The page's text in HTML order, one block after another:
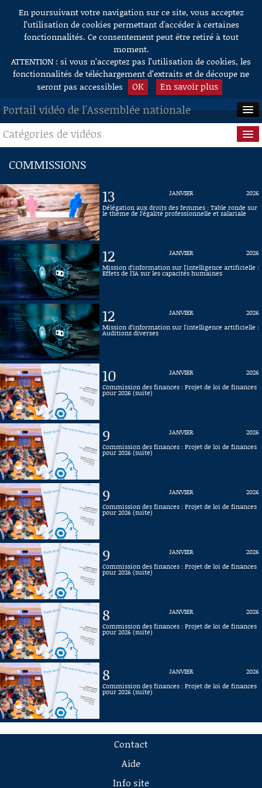
Aller au contenu
En poursuivant votre navigation sur ce site, vous acceptez
l’utilisation de cookies permettant d'accéder à certaines
fonctionnalités. Ce consentement peut être retiré à tout
moment.
ATTENTION : si vous n’acceptez pas l’utilisation de cookies, les
fonctionnalités de téléchargement d’extraits et de découpe ne
seront pas accessibles
OK En savoir plus
Portail vidéo de l'Assemblée nationale
ACCUEIL
EN DIRECT
À LA DEMANDE
RECHERCHE
AIDE À LA DÉCOUPE
DE VIDÉOS
Catégories de vidéos
Questions au Gouvernement
Commissions
Évènements
Connaissance, Histoire
COMMISSIONS
13 JANVIER
2026
Délégation aux droits des femmes : Table ronde sur
le thème de l’égalité professionnelle et salariale
12 JANVIER
2026
Mission d’information sur l'intelligence artificielle :
Effets de l’IA sur les capacités humaines
12 JANVIER
2026
Mission d’information sur l'intelligence artificielle :
Auditions diverses
10 JANVIER
2026
Commission des finances : Projet de loi de finances
pour 2026 (suite)
9 JANVIER
2026
Commission des finances : Projet de loi de finances
pour 2026 (suite)
9 JANVIER
2026
Commission des finances : Projet de loi de finances
pour 2026 (suite)
9 JANVIER
2026
Commission des finances : Projet de loi de finances
pour 2026 (suite)
8 JANVIER
2026
Commission des finances : Projet de loi de finances
pour 2026 (suite)
8 JANVIER
2026
Commission des finances : Projet de loi de finances
pour 2026 (suite)
Contact
Aide
Info site